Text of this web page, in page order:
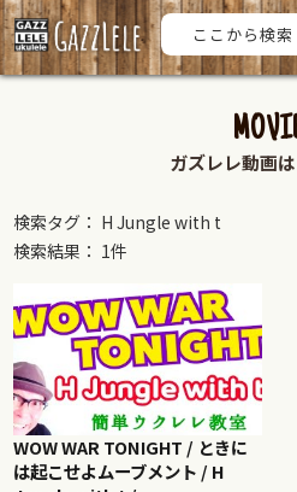
ガズレレ動画
検索タグ： H Jungle with t
検索結果： 1件
WOW WAR TONIGHT / ときに
は起こせよムーブメント / H